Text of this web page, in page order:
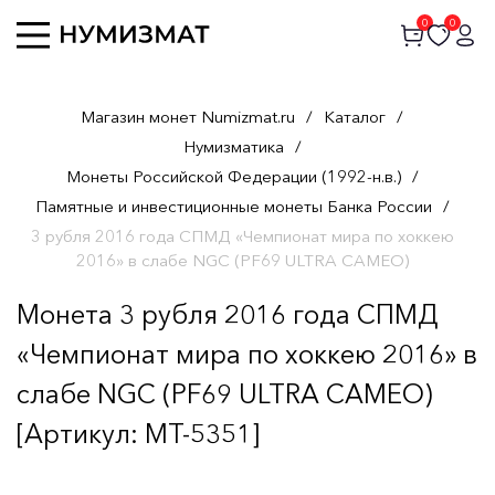
0 0
Магазин монет Numizmat.ru / Каталог /
Нумизматика /
Монеты Российской Федерации (1992-н.в.) /
Памятные и инвестиционные монеты Банка России /
3 рубля 2016 года СПМД «Чемпионат мира по хоккею
2016» в слабе NGC (PF69 ULTRA CAMEO)
Монета 3 рубля 2016 года СПМД
«Чемпионат мира по хоккею 2016» в
слабе NGC (PF69 ULTRA CAMEO)
[Артикул: MT-5351]